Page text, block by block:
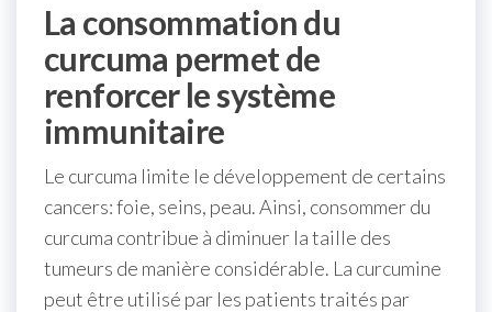
La consommation du
curcuma permet de
renforcer le système
immunitaire
Le curcuma limite le développement de certains
cancers: foie, seins, peau. Ainsi, consommer du
curcuma contribue à diminuer la taille des
tumeurs de manière considérable. La curcumine
peut être utilisé par les patients traités par